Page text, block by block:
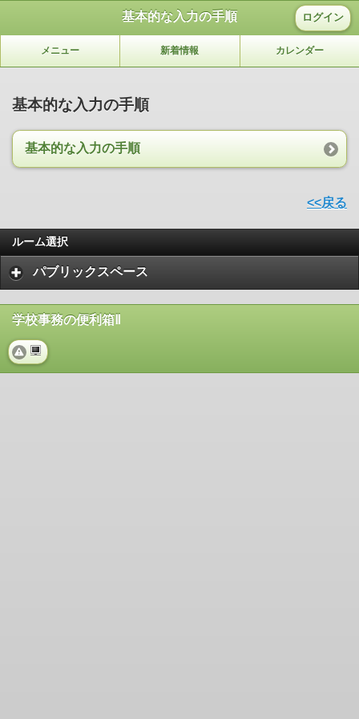
基本的な入力の手順 ログイン
メニュー 新着情報 カレンダー
基本的な入力の手順
基本的な入力の手順
<<戻る
ルーム選択
パブリックスペース
学校事務の便利箱Ⅱ